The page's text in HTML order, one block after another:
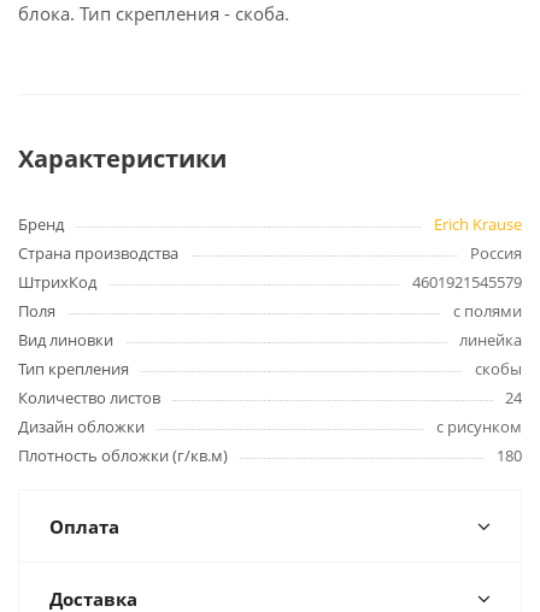
блока. Тип скрепления - скоба.
Характеристики
Бренд
Erich Krause
Страна производства
Россия
ШтрихКод
4601921545579
Поля
с полями
Вид линовки
линейка
Тип крепления
скобы
Количество листов
24
Дизайн обложки
с рисунком
Плотность обложки (г/кв.м)
180
Оплата
Доставка